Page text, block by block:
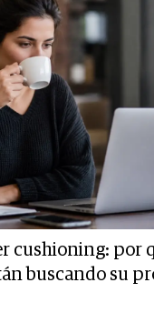
cushioning: por
buscando su